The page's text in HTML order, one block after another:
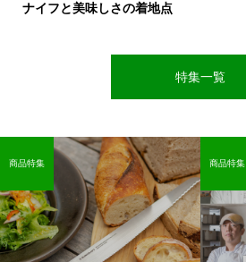
ナイフと美味しさの着地点
特集一覧
商品特集 商品特集